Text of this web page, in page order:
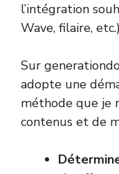
l’intégration
Wave, filaire,
Sur
adopte une
méthode que je
contenus et de